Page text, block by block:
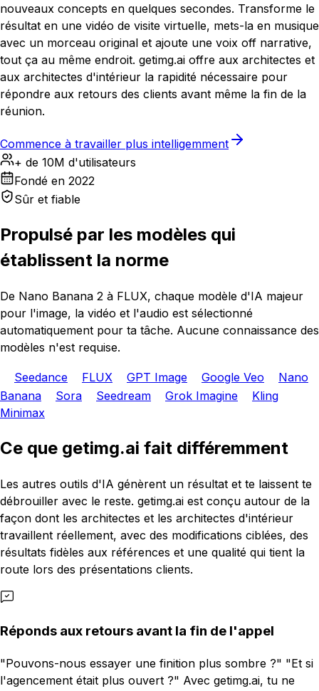
nouveaux concepts en quelques secondes. Transforme le
résultat en une vidéo de visite virtuelle, mets-la en musique
avec un morceau original et ajoute une voix off narrative,
tout ça au même endroit. getimg.ai offre aux architectes et
aux architectes d'intérieur la rapidité nécessaire pour
répondre aux retours des clients avant même la fin de la
réunion.
Commence à travailler plus intelligemment
+ de 10M d'utilisateurs
Fondé en 2022
Sûr et fiable
Propulsé par les modèles qui
établissent la norme
De Nano Banana 2 à FLUX, chaque modèle d'IA majeur
pour l'image, la vidéo et l'audio est sélectionné
automatiquement pour ta tâche. Aucune connaissance des
modèles n'est requise.
Seedance FLUX GPT Image Google Veo
Nano
Banana
Sora Seedream Grok Imagine
Kling
Minimax
Ce que getimg.ai fait différemment
Les autres outils d'IA génèrent un résultat et te laissent te
débrouiller avec le reste. getimg.ai est conçu autour de la
façon dont les architectes et les architectes d'intérieur
travaillent réellement, avec des modifications ciblées, des
résultats fidèles aux références et une qualité qui tient la
route lors des présentations clients.
Réponds aux retours avant la fin de l'appel
"Pouvons-nous essayer une finition plus sombre ?" "Et si
l'agencement était plus ouvert ?" Avec getimg.ai, tu ne